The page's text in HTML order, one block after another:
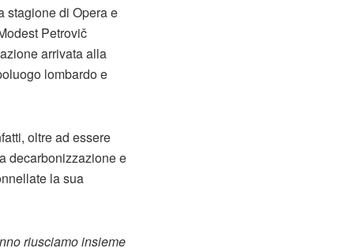
stagione di Opera e
Petrovič
arrivata alla
lombardo e
oltre ad essere
decarbonizzazione e
la sua
riusciamo insieme